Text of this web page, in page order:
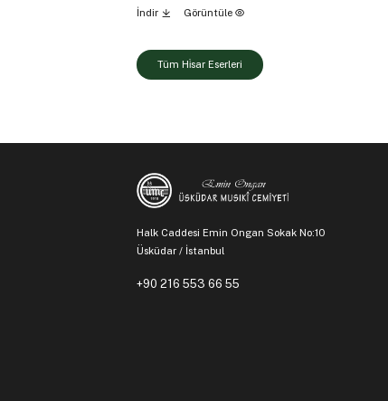
İndir Görüntüle
Tüm Hi̇sar Eserleri
Halk Caddesi Emin Ongan Sokak No:10
Üsküdar / İstanbul
+90 216 553 66 55